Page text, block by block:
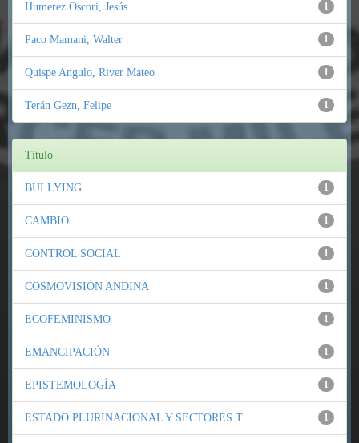
1
Humerez Oscori, Jesús
1
Paco Mamani, Walter
1
Quispe Angulo, River Mateo
1
Terán Gezn, Felipe
Título
1
BULLYING
1
CAMBIO
1
CONTROL SOCIAL
1
COSMOVISIÓN ANDINA
1
ECOFEMINISMO
1
EMANCIPACIÓN
1
EPISTEMOLOGÍA
1
ESTADO PLURINACIONAL Y SECTORES T...